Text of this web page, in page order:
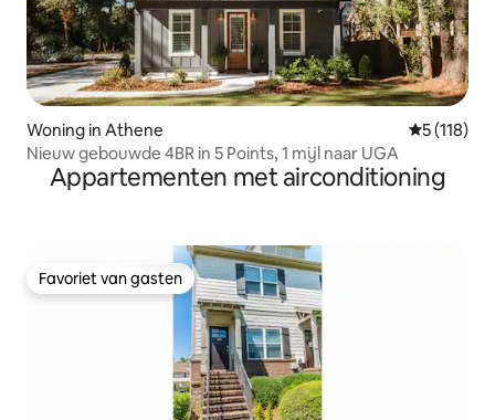
Woning in Athene
5 (118)
Nieuw gebouwde 4BR in 5 Points, 1 mijl naar UGA
Appartementen met airconditioning
Favoriet van gasten
Favoriet van gasten